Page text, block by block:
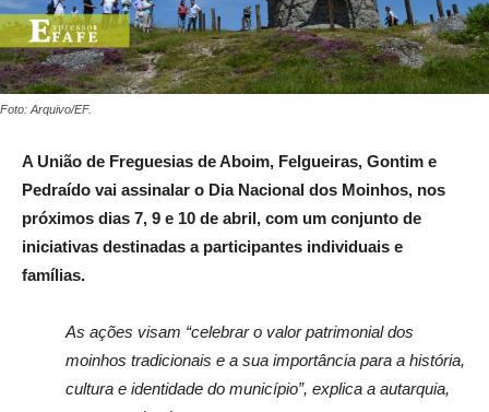
Foto: Arquivo/EF.
A União de Freguesias de Aboim, Felgueiras, Gontim e
Pedraído vai assinalar o Dia Nacional dos Moinhos, nos
próximos dias 7, 9 e 10 de abril, com um conjunto de
iniciativas destinadas a participantes individuais e
famílias.
As ações visam “celebrar o valor patrimonial dos
moinhos tradicionais e a sua importância para a história,
cultura e identidade do município”, explica a autarquia,